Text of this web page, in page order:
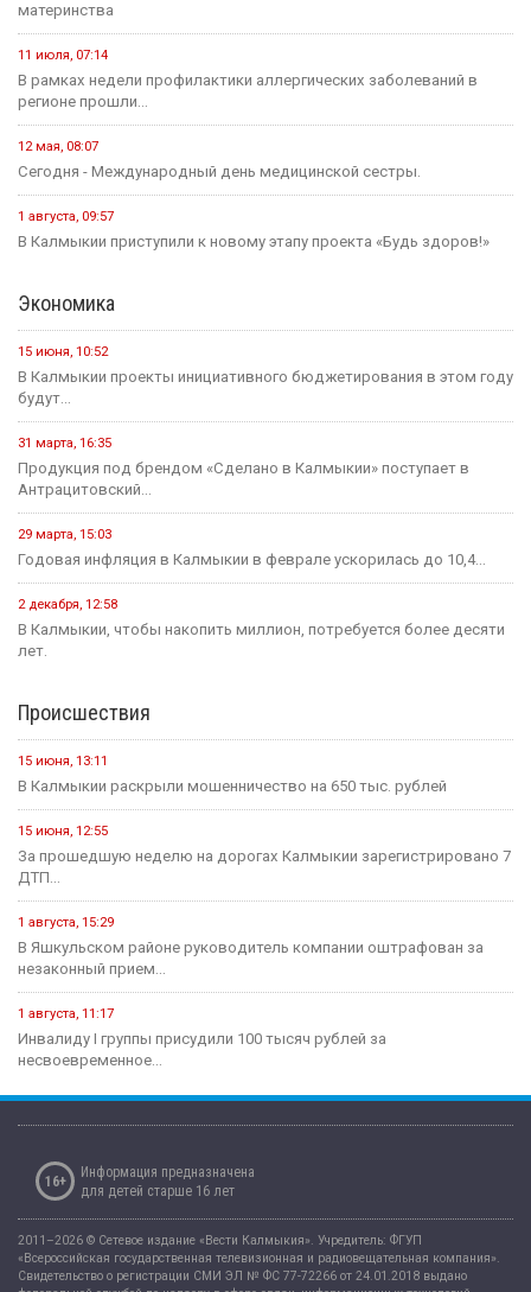
материнства
11 июля, 07:14
В рамках недели профилактики аллергических заболеваний в
регионе прошли...
12 мая, 08:07
Сегодня - Международный день медицинской сестры.
1 августа, 09:57
В Калмыкии приступили к новому этапу проекта «Будь здоров!»
Экономика
15 июня, 10:52
В Калмыкии проекты инициативного бюджетирования в этом году
будут...
31 марта, 16:35
Продукция под брендом «Сделано в Калмыкии» поступает в
Антрацитовский...
29 марта, 15:03
Годовая инфляция в Калмыкии в феврале ускорилась до 10,4...
2 декабря, 12:58
В Калмыкии, чтобы накопить миллион, потребуется более десяти
лет.
Происшествия
15 июня, 13:11
В Калмыкии раскрыли мошенничество на 650 тыс. рублей
15 июня, 12:55
За прошедшую неделю на дорогах Калмыкии зарегистрировано 7
ДТП...
1 августа, 15:29
В Яшкульском районе руководитель компании оштрафован за
незаконный прием...
1 августа, 11:17
Инвалиду I группы присудили 100 тысяч рублей за
несвоевременное...
16+
Информация предназначена
для детей старше 16 лет
2011–2026 © Сетевое издание «Вести Калмыкия». Учредитель: ФГУП
«Всероссийская государственная телевизионная и радиовещательная компания».
Свидетельство о регистрации СМИ ЭЛ № ФС 77-72266 от 24.01.2018 выдано